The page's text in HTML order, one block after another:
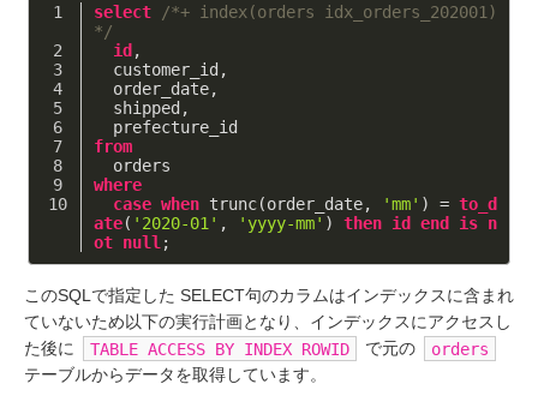
select
/*+ index(orders idx_orders_202001)
*/
id ,
  customer_id,
  order_date,
  shipped,
  prefecture_id
from
  orders
where
case when trunc(order_date, 'mm' ) = to_d
ate( '2020-01' , 'yyyy-mm' ) then id end is n
ot null ;
このSQLで指定した SELECT句のカラムはインデックスに含まれ
ていないため以下の実行計画となり、インデックスにアクセスし
た後に
TABLE ACCESS BY INDEX ROWID で元の
orders
テーブルからデータを取得しています。